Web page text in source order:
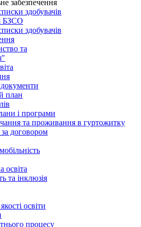
забезпечення
здобувачів
БЗСО
здобувачів
та
план
і програми
та проживання в гуртожитку
за договором
освіта
та інклюзія
освіти
процесу